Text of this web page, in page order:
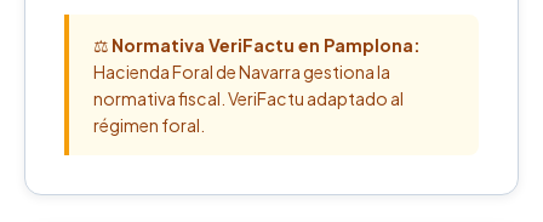
⚖️ Normativa VeriFactu en Pamplona:
Hacienda Foral de Navarra gestiona la
normativa fiscal. VeriFactu adaptado al
régimen foral.